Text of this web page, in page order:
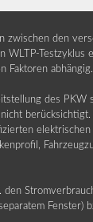
zwischen den
WLTP-
Faktoren
des
berücksichtigt.
den
Fenster)